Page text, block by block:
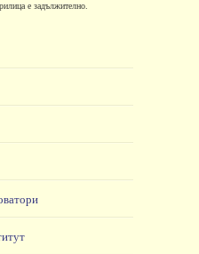
е задължително.